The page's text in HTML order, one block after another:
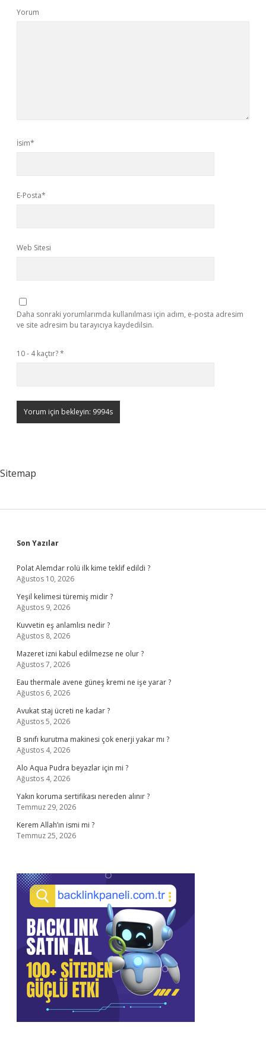
Yorum
İsim*
E-Posta*
Web Sitesi
Daha sonraki yorumlarımda kullanılması için adım, e-posta adresim
ve site adresim bu tarayıcıya kaydedilsin.
10 - 4 kaçtır?*
Sitemap
Sidebar
Son Yazılar
Polat Alemdar rolü ilk kime teklif edildi ?
Ağustos 10, 2026
Yeşil kelimesi türemiş midir ?
Ağustos 9, 2026
Kuvvetin eş anlamlısı nedir ?
Ağustos 8, 2026
Mazeret izni kabul edilmezse ne olur ?
Ağustos 7, 2026
Eau thermale avene güneş kremi ne işe yarar ?
Ağustos 6, 2026
Avukat staj ücreti ne kadar ?
Ağustos 5, 2026
B sınıfı kurutma makinesi çok enerji yakar mı ?
Ağustos 4, 2026
Alo Aqua Pudra beyazlar için mi ?
Ağustos 4, 2026
Yakın koruma sertifikası nereden alınır ?
Temmuz 29, 2026
Kerem Allah’ın ismi mi ?
Temmuz 25, 2026